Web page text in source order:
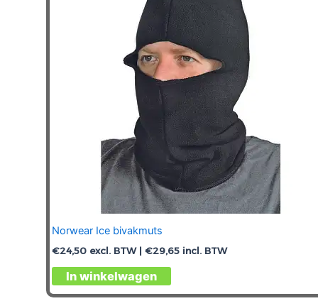
Norwear Ice bivakmuts
€24,50 excl. BTW | €29,65 incl. BTW
In winkelwagen
Dit
product